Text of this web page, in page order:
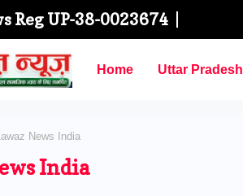
Reg UP-38-0023674
Home Uttar Pradesh
News India
India